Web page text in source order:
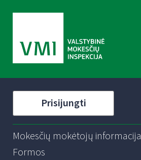
Prisijungti
Mokesčių mokėtojų informacija
Formos